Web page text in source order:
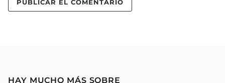
HAY MUCHO MÁS SOBRE